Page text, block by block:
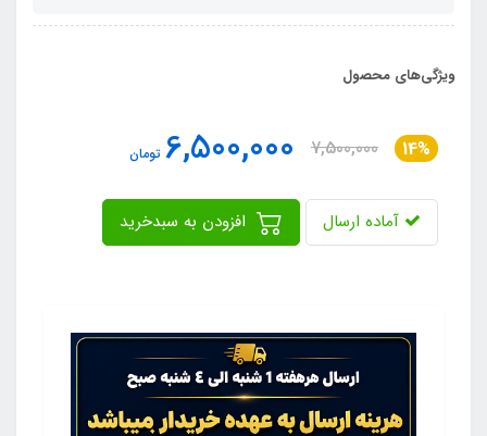
ویژگی‌های محصول
14%
7,500,000
6,500,000 تومان
آماده ارسال